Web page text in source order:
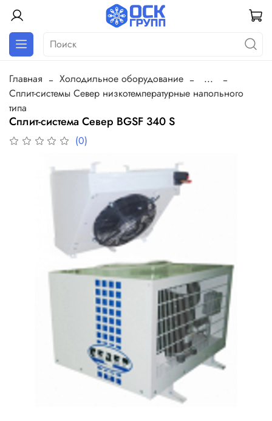
Главная Холодильное оборудование
...
Сплит-системы Север низкотемпературные напольного
типа
Сплит-система Север BGSF 340 S
(0)